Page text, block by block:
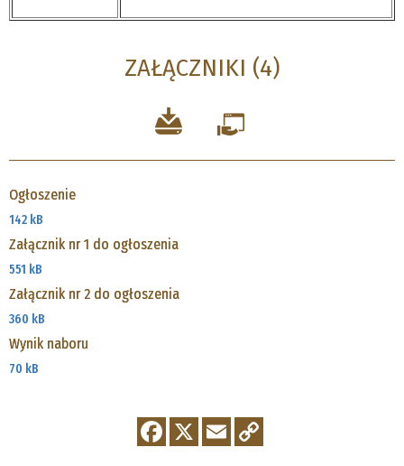
ZAŁĄCZNIKI (4)
Ogłoszenie
142 kB
Załącznik nr 1 do ogłoszenia
551 kB
Załącznik nr 2 do ogłoszenia
360 kB
Wynik naboru
70 kB